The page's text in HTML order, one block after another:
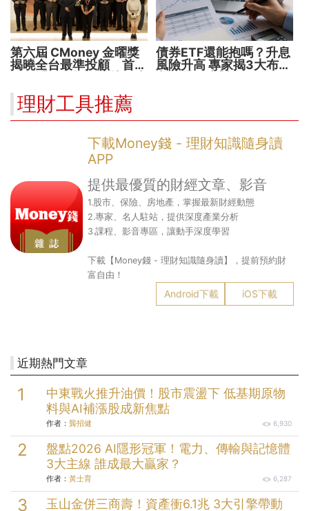
第六屆 CMoney 金曜獎
揭曉全台最準投顧 首度
用 助攻投顧、投信打造
下一代
債券ETF還能抱嗎？升息
風險升高 專家揭3大布局
理財工具推薦
下載Money錢 - 理財知識隨身讀
APP
提供最優質的財經文章、影音
1.股市、保險、房地產，掌握最新財經動態
2.專家、名人駐站，提供深度產業分析
3.課程、影音專區，讓動手深度學習
下載【Money錢 - 理財知識隨身讀】，提前預約財
富自由！
Android下載 iOS下載
近期熱門文章
中東戰火推升油價！股市震盪下 低基期原物
料與AI補漲股成新焦點
作者： 龔招健 6,930
盤點2026 AI隱形冠軍！電力、傳輸與記憶體
3大主線 誰成最大贏家？
作者： 黃士育 6,287
玉山金併三商壽！資產衝6.1兆 3大引擎帶動